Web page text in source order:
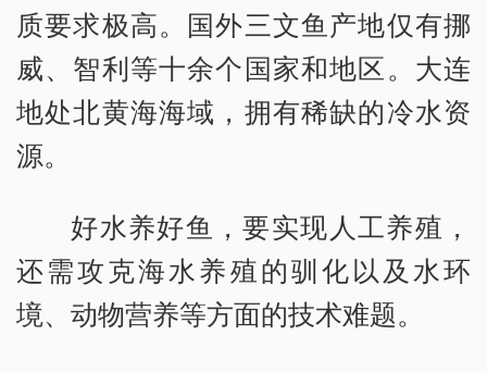
质要求极高。国外三文鱼产地仅有挪
威、智利等十余个国家和地区。大连
地处北黄海海域，拥有稀缺的冷水资
源。
好水养好鱼，要实现人工养殖，
还需攻克海水养殖的驯化以及水环
境、动物营养等方面的技术难题。